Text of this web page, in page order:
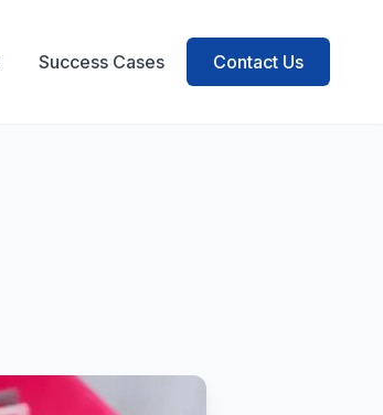
Success Cases Contact Us